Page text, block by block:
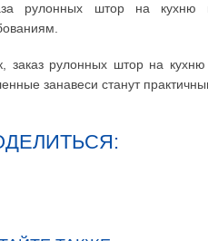
рулонных штор на кухню
заказ рулонных штор на
занавеси станут